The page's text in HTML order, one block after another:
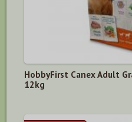
HobbyFirst Canex Adult
12kg